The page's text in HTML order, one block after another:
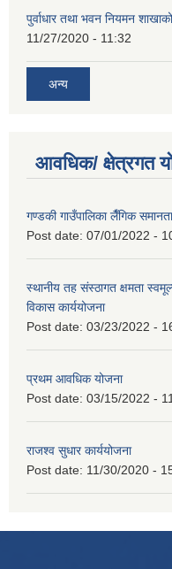
पुर्वाधार तथा भवन नियमन शाखाको
11/27/2020 - 11:32
अन्य
आवधिक/ क्षेत्रगत
गण्डकी गाउँपालिका लैँगिक
Post date: 07/01/2022 -
स्थानीय तह संस्ठागत क्षमता
विकास कार्ययोजना
Post date: 03/23/2022 -
प्रथम आवधिक योजना
Post date: 03/15/2022 -
राजश्व सुधार कार्ययोजना
Post date: 11/30/2020 -